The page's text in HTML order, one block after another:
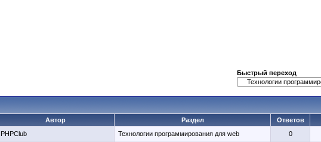
Быстрый переход
Автор Раздел Ответов
PHPClub Технологии программирования для web 0